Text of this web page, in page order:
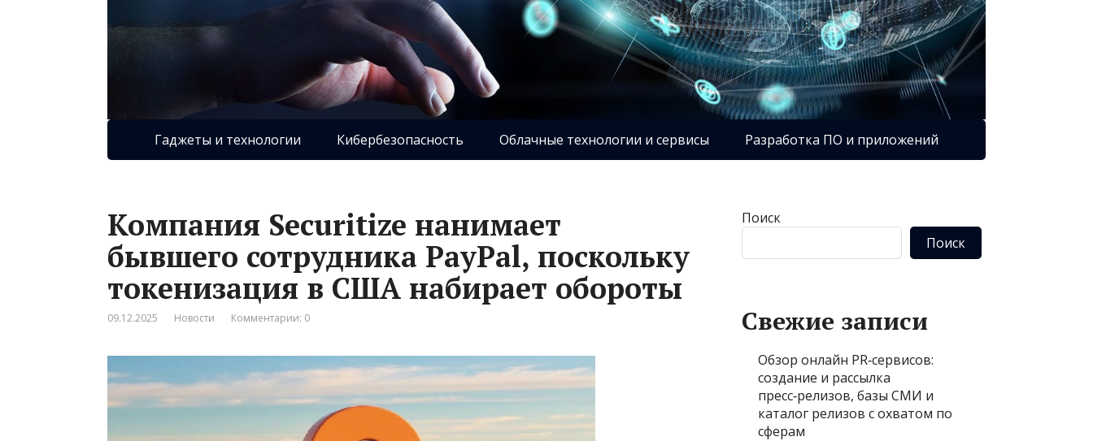
Гаджеты и технологии Кибербезопасность Облачные технологии и сервисы Разработка ПО и приложений
Компания Securitize нанимает
бывшего сотрудника PayPal, поскольку
токенизация в США набирает обороты
09.12.2025 Новости Комментарии: 0
Поиск
Поиск
Свежие записи
Обзор онлайн PR‑сервисов:
создание и рассылка
пресс‑релизов, базы СМИ и
каталог релизов с охватом по
сферам